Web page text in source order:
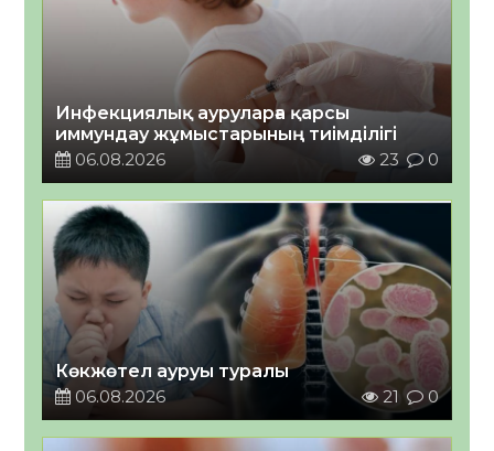
Инфекциялық ауруларға қарсы
иммундау жұмыстарының тиімділігі
06.08.2026
23 0
Көкжөтел ауруы туралы
06.08.2026
21 0